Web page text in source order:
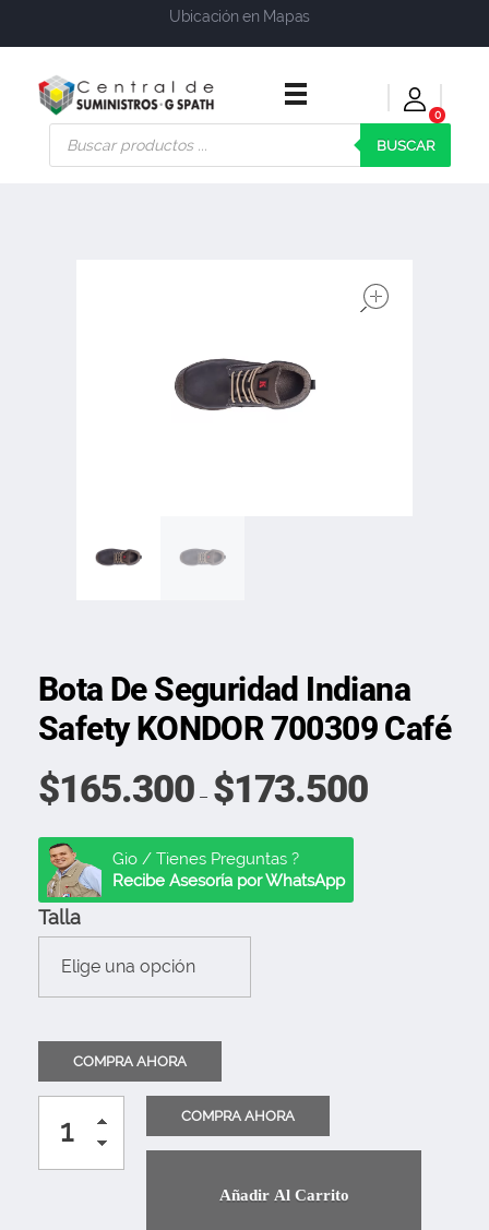
Ubicación en Mapas
Central de Suministros Gspath
Suministros y soluciones integrales para su empresa o negocio
0
BUSCAR
Bota De Seguridad Indiana
Safety KONDOR 700309 Café
$165.300– $173.500
Gio / Tienes Preguntas ?
Recibe Asesoría por WhatsApp
Talla
Añadir Al Carrito